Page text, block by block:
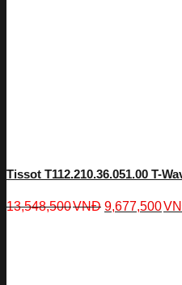
Tissot T112.210.36.051.00 T-
13,548,500VNĐ 9,677,500